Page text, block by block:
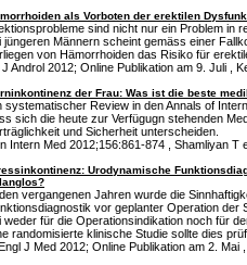
als Vorboten der erektilen
sind nicht nur ein Problem in
jüngeren Männern scheint gemäss einer
von Hämorrhoiden das Risiko für
J Androl 2012; Online Publikation am 9. Juli ,
der Frau: Was ist die beste
systematischer Review in den Annals of
sich die heute zur Verfügugn stehenden
und Sicherheit unterscheiden.
Intern Med 2012;156:861-874 , Shamliyan T
Urodynamische
vergangenen Jahren wurde die
vor geplanter Operation der
weder für die Operationsindikation noch für
randomisierte klinische Studie sollte dies
J Med 2012; Online Publikation am 2. Mai